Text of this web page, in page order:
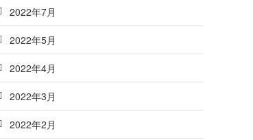
2022年7月
2022年5月
2022年4月
2022年3月
2022年2月